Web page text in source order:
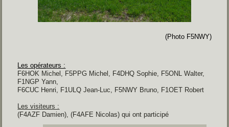
(Photo F5NWY)
Les opérateurs :
F6HOK Michel, F5PPG Michel, F4DHQ Sophie, F5ONL Walter,
F1NGP Yann,
F6CUC Henri, F1ULQ Jean-Luc, F5NWY Bruno, F1OET Robert
Les visiteurs :
(F4AZF Damien), (F4AFE Nicolas) qui ont participé